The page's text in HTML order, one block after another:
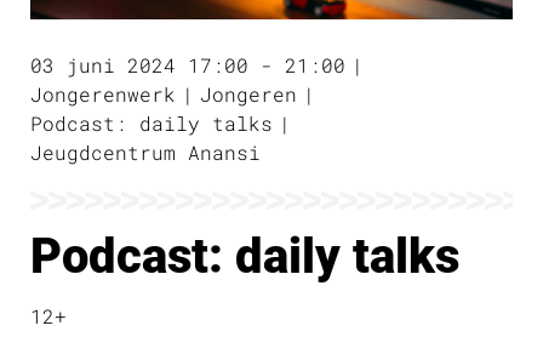
03 juni 2024 17:00 - 21:00
Jongerenwerk
Jongeren
Podcast: daily talks
Jeugdcentrum Anansi
Podcast: daily talks
12+